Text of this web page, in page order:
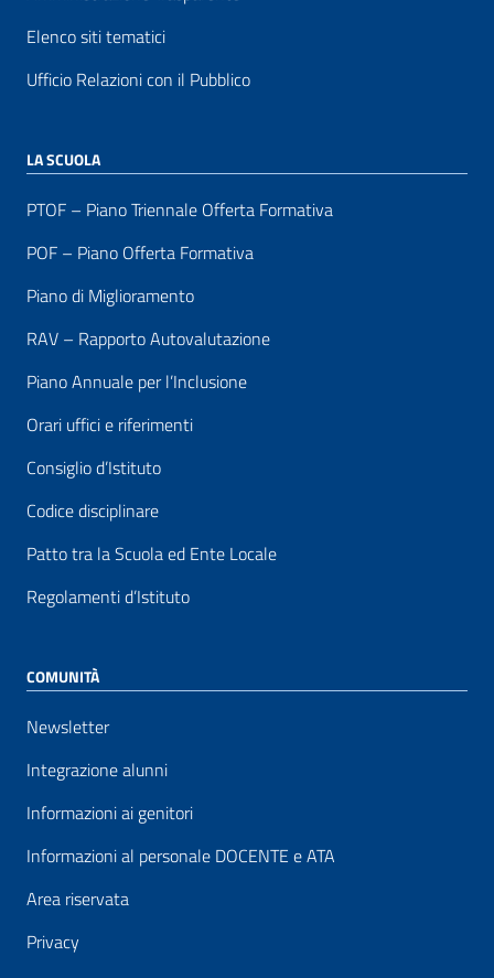
Elenco siti tematici
Ufficio Relazioni con il Pubblico
LA SCUOLA
PTOF – Piano Triennale Offerta Formativa
POF – Piano Offerta Formativa
Piano di Miglioramento
RAV – Rapporto Autovalutazione
Piano Annuale per l’Inclusione
Orari uffici e riferimenti
Consiglio d’Istituto
Codice disciplinare
Patto tra la Scuola ed Ente Locale
Regolamenti d’Istituto
COMUNITÀ
Newsletter
Integrazione alunni
Informazioni ai genitori
Informazioni al personale DOCENTE e ATA
Area riservata
Privacy